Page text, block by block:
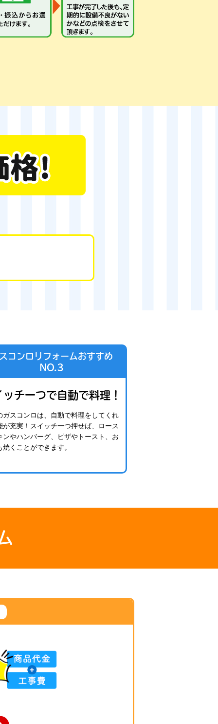
コンロリフォームおすすめ
NO.3
ッチ一つで自動で料理！
ガスコンロは、自動で料理をしてくれ
が充実！スイッチ一つ押せば、ロース
ンやハンバーグ、ピザやトースト、お
焼くことができます。